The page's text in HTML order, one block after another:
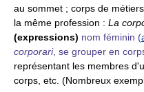
au sommet ; corps de
la même profession : La
(expressions) nom féminin (
corporari, se grouper en
représentant les membres
corps, etc. (Nombreux